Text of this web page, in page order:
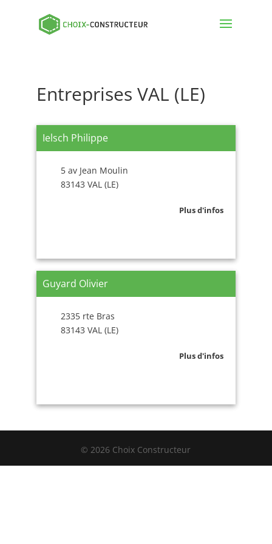
Entreprises VAL (LE)
Ielsch Philippe
5 av Jean Moulin
83143 VAL (LE)
Plus d'infos
Guyard Olivier
2335 rte Bras
83143 VAL (LE)
Plus d'infos
© 2026 Choix Constructeur